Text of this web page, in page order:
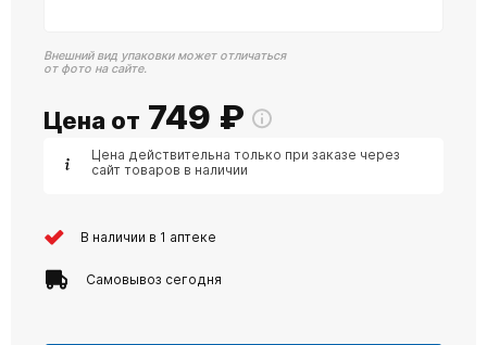
Внешний вид упаковки может отличаться
от фото на сайте.
Цена от 749 ₽
Цена действительна только при заказе через
сайт товаров в наличии
В наличии в 1 аптеке
Самовывоз сегодня